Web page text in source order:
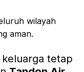
wilayah
aman.
tetap